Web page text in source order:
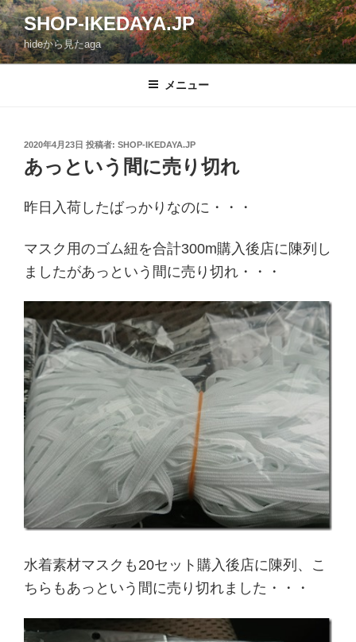
コ
ン
テ
ン
SHOP-IKEDAYA.JP
hideから見たaga
メニュー
投
稿
日:
2020年4月23日 投稿者: SHOP-IKEDAYA.JP
あっという間に売り切れ
昨日入荷したばっかりなのに・・・
マスク用のゴム紐を合計300m購入後店に陳列し
ましたがあっという間に売り切れ・・・
水着素材マスクも20セット購入後店に陳列、こ
ちらもあっという間に売り切れました・・・